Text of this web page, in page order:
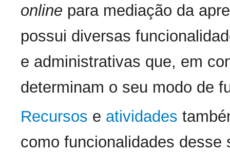
online para mediação da
possui diversas
e administrativas que, em
determinam o seu modo de
Recursos e atividades
como funcionalidades desse